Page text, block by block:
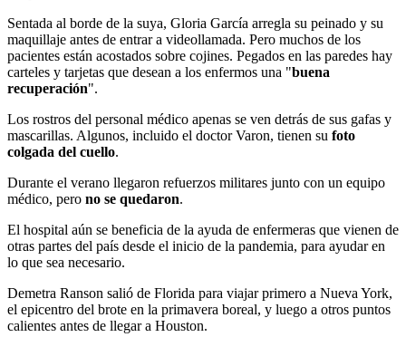
Sentada al borde de la suya, Gloria García arregla su peinado y su
maquillaje antes de entrar a videollamada. Pero muchos de los
pacientes están acostados sobre cojines. Pegados en las paredes hay
carteles y tarjetas que desean a los enfermos una "buena
recuperación".
Los rostros del personal médico apenas se ven detrás de sus gafas y
mascarillas. Algunos, incluido el doctor Varon, tienen su foto
colgada del cuello.
Durante el verano llegaron refuerzos militares junto con un equipo
médico, pero no se quedaron.
El hospital aún se beneficia de la ayuda de enfermeras que vienen de
otras partes del país desde el inicio de la pandemia, para ayudar en
lo que sea necesario.
Demetra Ranson salió de Florida para viajar primero a Nueva York,
el epicentro del brote en la primavera boreal, y luego a otros puntos
calientes antes de llegar a Houston.